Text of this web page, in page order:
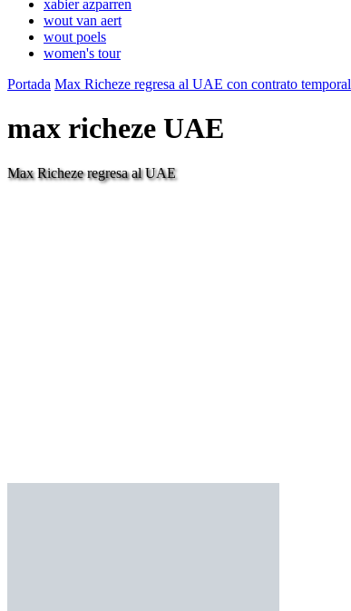
xabier azparren
wout van aert
wout poels
women's tour
Portada Max Richeze regresa al UAE con contrato temporal
max richeze UAE
Max Richeze regresa al UAE